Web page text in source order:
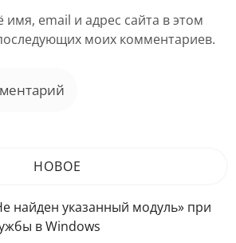
имя, email и адрес сайта в этом
моих комментариев.
НОВОЕ
найден указанный модуль» при
в Windows